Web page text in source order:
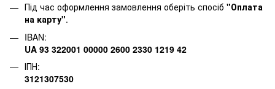
Під час оформлення замовлення оберіть спосіб "Оплата
на карту".
IBAN:
UA 93 322001 00000 2600 2330 1219 42
ІПН:
3121307530